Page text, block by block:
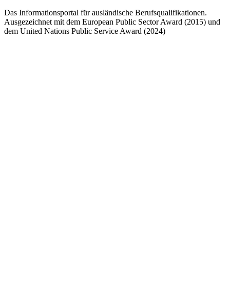
Das Informationsportal für ausländische Berufsqualifikationen.
Ausgezeichnet mit dem European Public Sector Award (2015) und
dem United Nations Public Service Award (2024)